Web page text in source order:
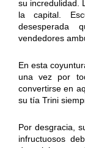
su incredulidad.
la capital.
desesperada
vendedores
En esta
una vez por
convertirse en
su tía Trini
Por desgracia,
infructuosos